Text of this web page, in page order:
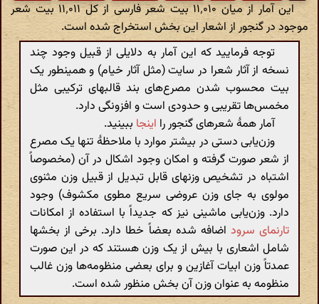
این آمار از میان ۱۱٬۰۱۰ بیت شعر فارسی از کل ۱۱٬۰۱۱ بیت شعر
موجود در گنجور از اشعار این بخش استخراج شده است.
توجه فرمایید که این آمار به دلایلی از قبیل وجود چند
نسخه از آثار شعرا در سایت (مثل آثار خیام) و همینطور یک
بیت محسوب شدن مصرع‌های بند قالبهای ترکیبی مثل
مخمس‌ها تقریبی و حدودی است و افزونگی دارد.
آمار همهٔ شعرهای گنجور را اینجا ببینید.
وزن‌یابی دستی در بیشتر موارد با ملاحظهٔ تنها یک مصرع
از شعر صورت گرفته و امکان وجود اشکال در آن (مخصوصاً
اشتباه در تشخیص وزنهای قابل تبدیل از قبیل وزن مثنوی
مولوی به جای وزن عروضی سریع مطوی مکشوف) وجود
دارد. وزن‌یابی ماشینی نیز که جدیداً با استفاده از امکانات
تارنمای سرود اضافه شده بعضاً خطا دارد. برخی از بخشها
شامل اشعاری با بیش از یک وزن هستند که در این صورت
عمدتاً وزن ابیات آغازین و برای بعضی منظومه‌ها وزن غالب
منظومه به عنوان وزن آن بخش منظور شده است.